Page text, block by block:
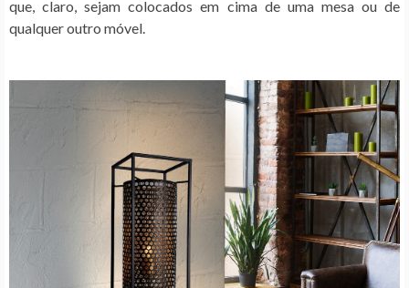
que, claro, sejam colocados em cima de uma mesa ou de
qualquer outro móvel.